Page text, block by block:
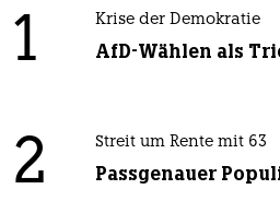
1 Krise der Demokratie
AfD-Wählen als
2 Streit um Rente mit 63
Passgenauer